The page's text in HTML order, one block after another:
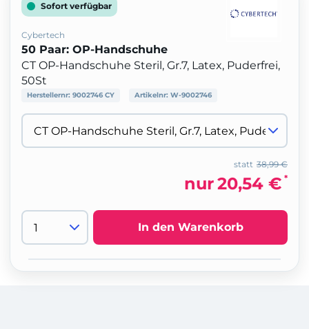
Sofort verfügbar
Cybertech
50 Paar: OP-Handschuhe
CT OP-Handschuhe Steril, Gr.7, Latex, Puderfrei,
50St
Herstellernr: 9002746 CY Artikelnr: W-9002746
38,99 €
statt
nur20,54 € *
In den Warenkorb